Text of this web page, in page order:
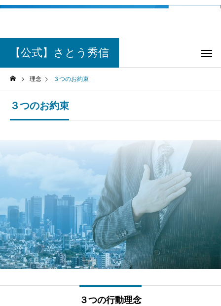
【公式】さとう秀信
理念 ３つのお約束
３つのお約束
３つの行動理念